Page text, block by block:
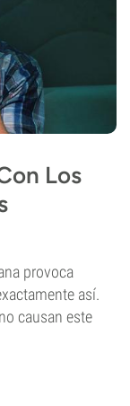
Los
provoca
así.
causan este